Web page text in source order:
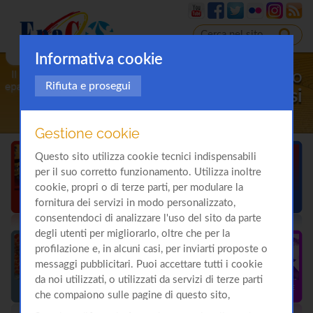
Il sito
Cirrosi
Informativa cookie
Rifiuta e prosegui
Gestione cookie
Questo sito utilizza cookie tecnici indispensabili
per il suo corretto funzionamento. Utilizza inoltre
cookie, propri o di terze parti, per modulare la
fornitura dei servizi in modo personalizzato,
consentendoci di analizzare l'uso del sito da parte
degli utenti per migliorarlo, oltre che per la
profilazione e, in alcuni casi, per inviarti proposte o
messaggi pubblicitari. Puoi accettare tutti i cookie
da noi utilizzati, o utilizzati da servizi di terze parti
che compaiono sulle pagine di questo sito,
premendo il pulsante "Accetta tutti i cookie"